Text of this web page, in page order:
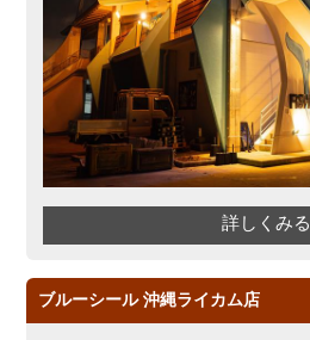
詳しくみる
ブルーシール 沖縄ライカム店